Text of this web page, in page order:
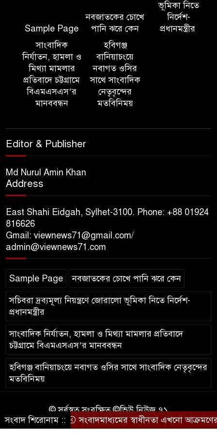
সিলেট ইসলামিক ফাউন্ডেশনে
জুলাই গণঅভ্যুত্থান দিবস ২০২৬
উপলক্ষ্যে আলোচনা সভা ও দু’আ
মাহফিল
পরিবেশ রক্ষায় ব্যক্তিগত উদ্যোগ
সমাজের জন্য অনুকরণীয় মডেল-
বিভাগীয় কমিশনার
সিলেট মেট্রোপলিটন পুলিশ
শহীদদের প্রতি গভীর শ্রদ্ধা নিবেদন করেন
মামলায় এক বছরের সাজা
‘সমন্বিত উদ্যোগেই গড়ে উঠবে
আধুনিক সিলেট’ – বাণিজ্যমন্ত্রী
ত্রিতরঙ্গের বাদল সাঁঝের বর্ণাঢ্য
আয়োজন ‘শ্রাবনের মেঘগুলো’
Sample Page
নবজাতকের চোখে
পানি ঝরে কেন
ভূমিকা নিতে
নির্দেশ-
প্রধানমন্ত্রীর
সাংবাদিক
নির্যাতন, হামলা ও
মিথ্যা মামলার
প্রতিবাদে চট্টগ্রামে
বিএমএসএস’র
মানববন্ধন
হবিগঞ্জ
বানিয়াচংয়ে
নবাগত ওসির
সাথে সাংবাদিক
নেতৃবৃন্দের
মতবিনিময়
Editor & Publisher
Md Nurul Amin Khan
Address
East Shahi Eidgah, Sylhet-3100. Phone: +88 01924
816626
Gmail: viewnews71@gmail.com/
admin@viewnews71.com
Sample Page নবজাতকের চোখে পানি ঝরে কেন
সচিবরা দ্রব্যমূল্য নিয়ন্ত্রণে জোরালো ভূমিকা নিতে নির্দেশ-
প্রধানমন্ত্রীর
সাংবাদিক নির্যাতন, হামলা ও মিথ্যা মামলার প্রতিবাদে
চট্টগ্রামে বিএমএসএস’র মানববন্ধন
হবিগঞ্জ বানিয়াচংয়ে নবাগত ওসির সাথে সাংবাদিক নেতৃবৃন্দের
মতবিনিময়
© সর্বস্বত্ব সংরক্ষিত ©ভিউ নিউজ ৭১
কারিগরি সহযোগিতায়ঃআইটিপল্লী
সংবাদ শিরোনাম ::সংবাদমাধ্যমের স্বাধীনতা এখনো আক্রমণের